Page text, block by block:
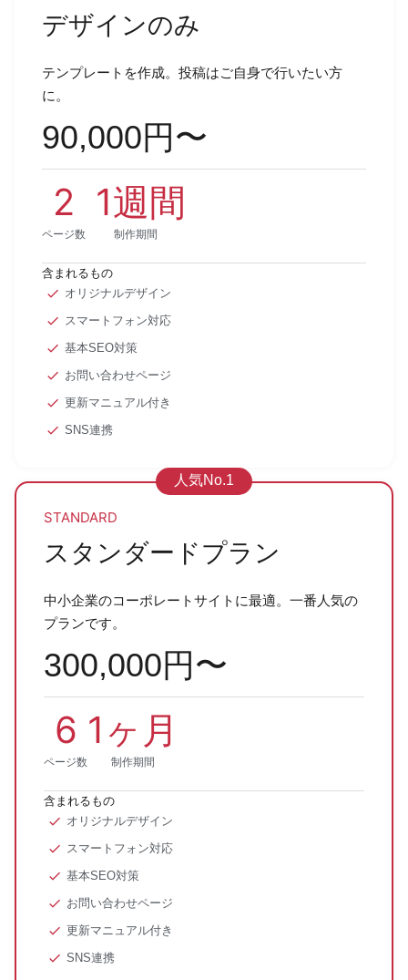
デザインのみ
テンプレートを作成。投稿はご自身で行いたい方
に。
90,000円〜
ページ数
2
制作期間
1週間
含まれるもの
オリジナルデザイン
スマートフォン対応
基本SEO対策
お問い合わせページ
更新マニュアル付き
SNS連携
人気No.1
STANDARD
スタンダードプラン
中小企業のコーポレートサイトに最適。一番人気の
プランです。
300,000円〜
ページ数
6
制作期間
1 ヶ月
含まれるもの
オリジナルデザイン
スマートフォン対応
基本SEO対策
お問い合わせページ
更新マニュアル付き
SNS連携